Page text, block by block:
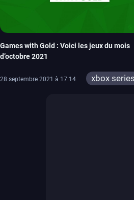
Games with Gold : Voici les jeux du mois
d’octobre 2021
28 septembre 2021 à 17:14
xbox series